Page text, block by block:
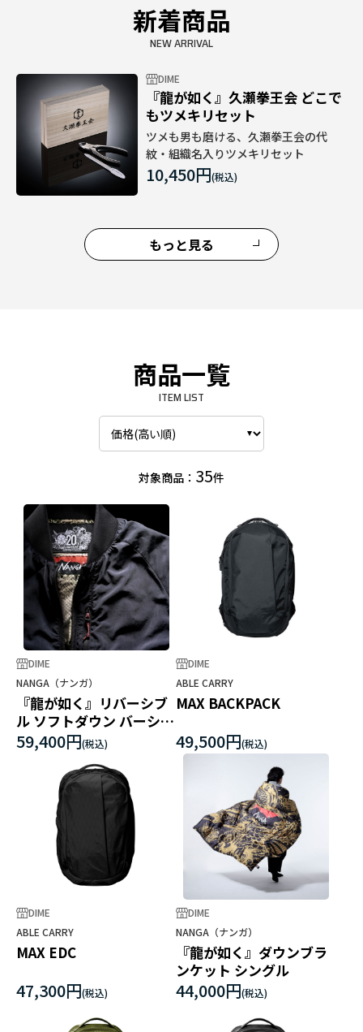
新着商品
NEW ARRIVAL
DIME
『龍が如く』久瀬拳王会 どこで
もツメキリセット
ツメも男も磨ける、久瀬拳王会の代
紋・組織名入りツメキリセット
10,450円
もっと見る
商品一覧
ITEM LIST
対象商品： 35件
DIME
NANGA（ナンガ）
『龍が如く』リバーシブ
ル ソフトダウン バーシテ
ィブルゾン
59,400円
DIME
ABLE CARRY
MAX BACKPACK
49,500円
DIME
ABLE CARRY
MAX EDC
47,300円
DIME
NANGA（ナンガ）
『龍が如く』ダウンブラ
ンケット シングル
44,000円